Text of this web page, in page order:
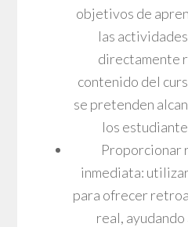
objetivos de
las
directamente
contenido del
se pretenden
los
Proporcionar
inmediata:
para ofrecer
real,